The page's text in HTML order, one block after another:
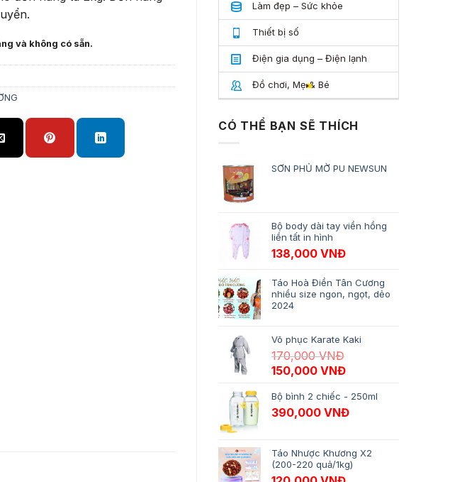
Làm đẹp – Sức khỏe
Thiết bị số
Điện gia dụng – Điện lạnh
Đồ chơi, Mẹ & Bé
CÓ THỂ BẠN SẼ THÍCH
SƠN PHỦ MỜ PU NEWSUN
Bộ body dài tay viền hồng
liền tất in hình
138,000 VNĐ
Táo Hoà Điền Tân Cương
nhiều size ngon, ngọt, dẻo
2024
Võ phục Karate Kaki
170,000VNĐ
Giá gốc là: 170,000 VNĐ.
150,000 VNĐGiá hiện tại là:
Bộ bình 2 chiếc - 250ml
390,000 VNĐ
Táo Nhược Khương X2
(200-220 quả/1kg)
và không có sẵn.